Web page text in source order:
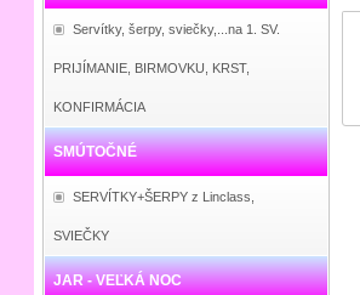
Servítky, šerpy, sviečky,...na 1. SV.
PRIJÍMANIE, BIRMOVKU, KRST,
KONFIRMÁCIA
SMÚTOČNÉ
SERVÍTKY+ŠERPY z Linclass,
SVIEČKY
JAR - VEĽKÁ NOC